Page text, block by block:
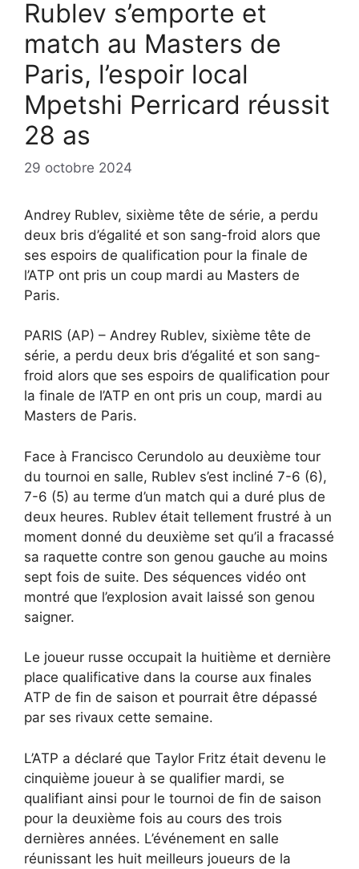
Rublev s’emporte et
match au Masters de
Paris, l’espoir local
Mpetshi Perricard réussit
28 as
29 octobre 2024
Andrey Rublev, sixième tête de série, a perdu
deux bris d’égalité et son sang-froid alors que
ses espoirs de qualification pour la finale de
l’ATP ont pris un coup mardi au Masters de
Paris.
PARIS (AP) – Andrey Rublev, sixième tête de
série, a perdu deux bris d’égalité et son sang-
froid alors que ses espoirs de qualification pour
la finale de l’ATP en ont pris un coup, mardi au
Masters de Paris.
Face à Francisco Cerundolo au deuxième tour
du tournoi en salle, Rublev s’est incliné 7-6 (6),
7-6 (5) au terme d’un match qui a duré plus de
deux heures. Rublev était tellement frustré à un
moment donné du deuxième set qu’il a fracassé
sa raquette contre son genou gauche au moins
sept fois de suite. Des séquences vidéo ont
montré que l’explosion avait laissé son genou
saigner.
Le joueur russe occupait la huitième et dernière
place qualificative dans la course aux finales
ATP de fin de saison et pourrait être dépassé
par ses rivaux cette semaine.
L’ATP a déclaré que Taylor Fritz était devenu le
cinquième joueur à se qualifier mardi, se
qualifiant ainsi pour le tournoi de fin de saison
pour la deuxième fois au cours des trois
dernières années. L’événement en salle
réunissant les huit meilleurs joueurs de la